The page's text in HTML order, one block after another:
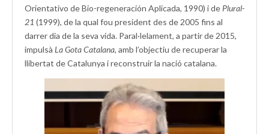
Orientativo de Bio-regeneración Aplicada, 1990) i de Plural-
21 (1999), de la qual fou president des de 2005 fins al
darrer dia de la seva vida. Paral·lelament, a partir de 2015,
impulsà La Gota Catalana, amb l’objectiu de recuperar la
llibertat de Catalunya i reconstruir la nació catalana.